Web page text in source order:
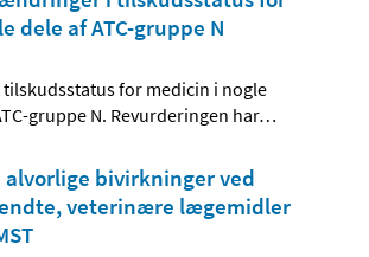
dele af ATC-gruppe N
for medicin i nogle
gruppe N. Revurderingen har…
alvorlige bivirkninger ved
veterinære lægemidler